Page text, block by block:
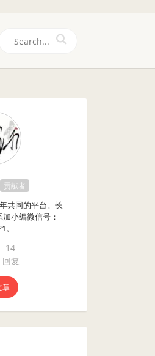
贡献者
共同的平台。长
小编微信号：
。
14
回复
章